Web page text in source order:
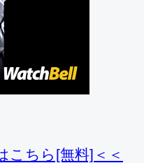
こちら[無料]＜＜